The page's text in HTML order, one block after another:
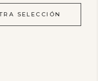
SELECCIÓN